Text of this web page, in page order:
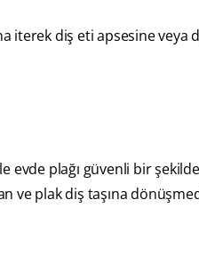
iterek diş eti apsesine veya
evde plağı güvenli bir
ve plak diş taşına